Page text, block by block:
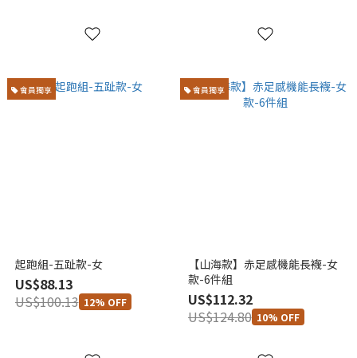
會員獨享
起跑組-五趾款-女
US$88.13
US$100.13 12% OFF
會員獨享
【山海款】赤足感機能長襪-女
款-6件組
US$112.32
US$124.80 10% OFF